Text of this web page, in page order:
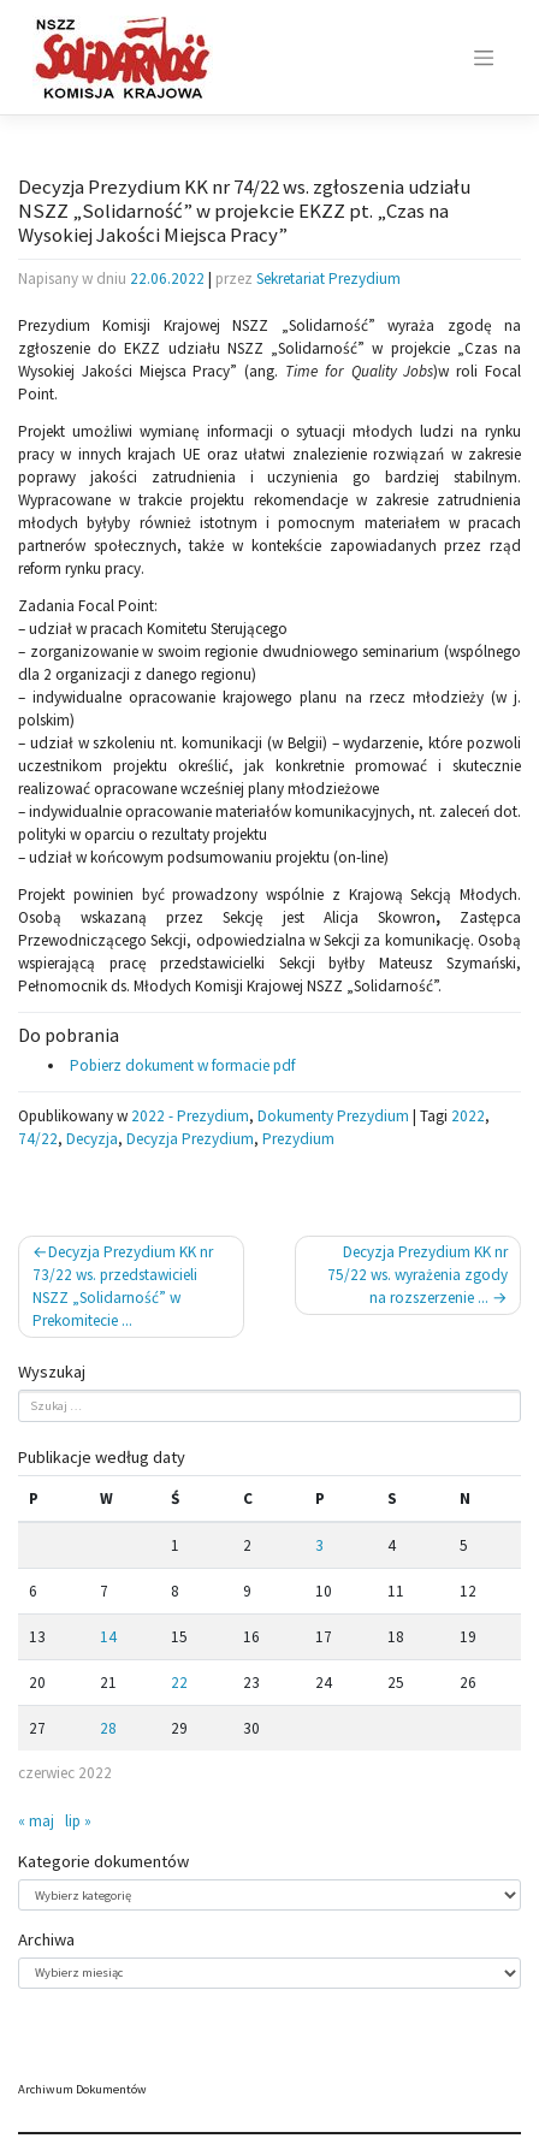
content
Decyzja Prezydium KK nr 74/22 ws. zgłoszenia udziału
NSZZ „Solidarność” w projekcie EKZZ pt. „Czas na
Wysokiej Jakości Miejsca Pracy”
Napisany w dniu 22.06.2022 | przez Sekretariat Prezydium
Prezydium Komisji Krajowej NSZZ „Solidarność” wyraża zgodę na
zgłoszenie do EKZZ udziału NSZZ „Solidarność” w projekcie „Czas na
Wysokiej Jakości Miejsca Pracy” (ang. Time for Quality Jobs)w roli Focal
Point.
Projekt umożliwi wymianę informacji o sytuacji młodych ludzi na rynku
pracy w innych krajach UE oraz ułatwi znalezienie rozwiązań w zakresie
poprawy jakości zatrudnienia i uczynienia go bardziej stabilnym.
Wypracowane w trakcie projektu rekomendacje w zakresie zatrudnienia
młodych byłyby również istotnym i pomocnym materiałem w pracach
partnerów społecznych, także w kontekście zapowiadanych przez rząd
reform rynku pracy.
Zadania Focal Point:
– udział w pracach Komitetu Sterującego
– zorganizowanie w swoim regionie dwudniowego seminarium (wspólnego
dla 2 organizacji z danego regionu)
– indywidualne opracowanie krajowego planu na rzecz młodzieży (w j.
polskim)
– udział w szkoleniu nt. komunikacji (w Belgii) – wydarzenie, które pozwoli
uczestnikom projektu określić, jak konkretnie promować i skutecznie
realizować opracowane wcześniej plany młodzieżowe
– indywidualnie opracowanie materiałów komunikacyjnych, nt. zaleceń dot.
polityki w oparciu o rezultaty projektu
– udział w końcowym podsumowaniu projektu (on-line)
Projekt powinien być prowadzony wspólnie z Krajową Sekcją Młodych.
Osobą wskazaną przez Sekcję jest Alicja Skowron, Zastępca
Przewodniczącego Sekcji, odpowiedzialna w Sekcji za komunikację. Osobą
wspierającą pracę przedstawicielki Sekcji byłby Mateusz Szymański,
Pełnomocnik ds. Młodych Komisji Krajowej NSZZ „Solidarność”.
Do pobrania
Pobierz dokument w formacie pdf
Opublikowany w 2022 - Prezydium, Dokumenty Prezydium | Tagi 2022,
74/22, Decyzja, Decyzja Prezydium, Prezydium
Nawigacja
wpisu
Decyzja Prezydium KK nr
73/22 ws. przedstawicieli
NSZZ „Solidarność” w
Prekomitecie ...
Decyzja Prezydium KK nr
75/22 ws. wyrażenia zgody
na rozszerzenie ...
Wyszukaj
Publikacje według daty
czerwiec 2022
P W Ś C P S N
1 2 3 4 5
6 7 8 9 10 11 12
13 14 15 16 17 18 19
20 21 22 23 24 25 26
27 28 29 30
« maj lip »
Kategorie dokumentów
dokumentów
Archiwa
Archiwa
Archiwum Dokumentów